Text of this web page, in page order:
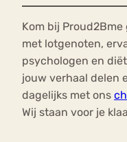
Kom bij
met lotgenoten,
psychologen en
jouw verhaal delen
dagelijks met ons
Wij staan voor je